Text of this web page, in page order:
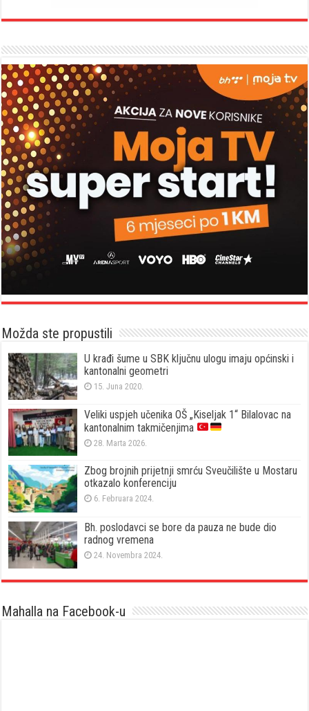
Možda ste propustili
U krađi šume u SBK ključnu ulogu imaju općinski i
kantonalni geometri
15. Juna 2020.
Veliki uspjeh učenika OŠ „Kiseljak 1“ Bilalovac na
kantonalnim takmičenjima
28. Marta 2026.
Zbog brojnih prijetnji smrću Sveučilište u Mostaru
otkazalo konferenciju
6. Februara 2024.
Bh. poslodavci se bore da pauza ne bude dio
radnog vremena
24. Novembra 2024.
Mahalla na Facebook-u